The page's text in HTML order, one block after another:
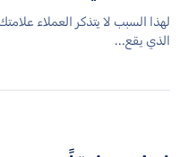
لهذا السبب لا يتذكر العملاء
الذي يقع...